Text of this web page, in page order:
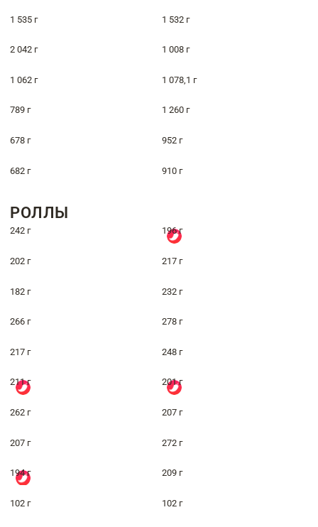
1 535 г 1 532 г
2 042 г 1 008 г
1 062 г 1 078,1 г
789 г 1 260 г
678 г 952 г
682 г 910 г
РОЛЛЫ
242 г 196 г
202 г 217 г
182 г 232 г
266 г 278 г
217 г 248 г
211 г 201 г
262 г 207 г
207 г 272 г
194 г 209 г
102 г 102 г